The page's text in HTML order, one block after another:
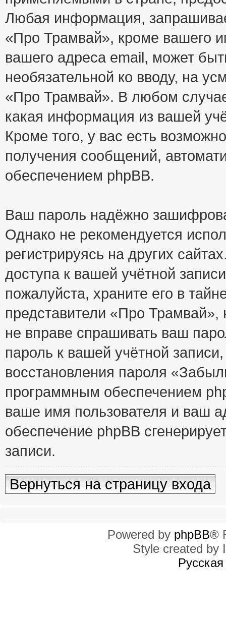
Любая информация,
«Про Трамвай», кроме вашего
вашего адреса email, может
необязательной ко вводу, на
«Про Трамвай». В любом
какая информация из вашей
Кроме того, у вас есть
получения сообщений,
обеспечением phpBB.
Ваш пароль надёжно
Однако не рекомендуется
регистрируясь на других
доступа к вашей учётной
пожалуйста, храните его в
представители «Про Трамвай»,
не вправе спрашивать ваш
пароль к вашей учётной
восстановления пароля
программным обеспечением
ваше имя пользователя и ваш
обеспечение phpBB
записи.
Вернуться на страницу входа
Powered by phpBB®
Style created by